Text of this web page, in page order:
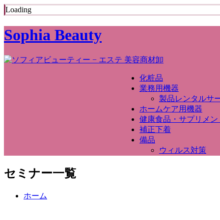
Loading
Sophia Beauty
化粧品
業務用機器
製品レンタルサ
ホームケア用機器
健康食品・サプリメン
補正下着
備品
ウィルス対策
セミナー一覧
ホーム